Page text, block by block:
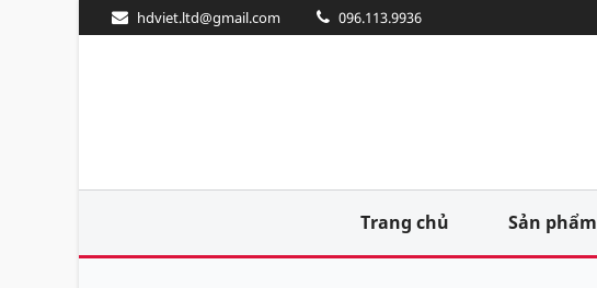
hdviet.ltd@gmail.com 096.113.9936
Trang chủ Sản phẩm